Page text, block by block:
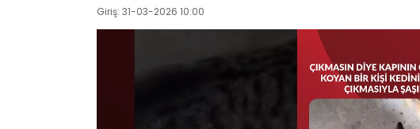
Giriş: 31-03-2026 10:00